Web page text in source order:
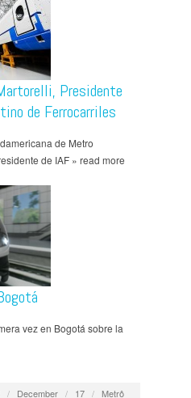
Presidente
de Ferrocarriles
de Metro
de IAF » read more
vez en Bogotá sobre la
/ December / 17 / Metrô